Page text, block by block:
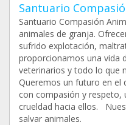
Santuario
Santuario Compasión
animales de granja.
sufrido explotación,
proporcionamos una vida
veterinarios y todo lo que
Queremos un futuro en el
con compasión y respeto,
crueldad hacia ellos.
salvar animales.